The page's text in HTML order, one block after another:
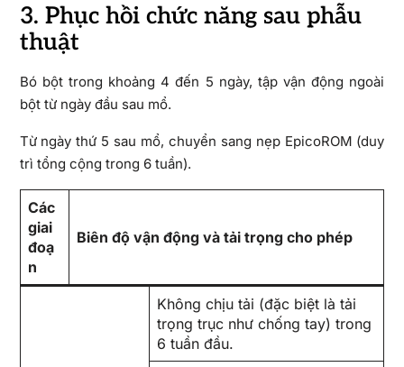
3. Phục hồi chức năng sau phẫu
thuật
Bó bột trong khoảng 4 đến 5 ngày, tập vận động ngoài
bột từ ngày đầu sau mổ.
Từ ngày thứ 5 sau mổ, chuyển sang nẹp EpicoROM (duy
trì tổng cộng trong 6 tuần).
Các
giai
đoạ
n
Biên độ vận động và tải trọng cho phép
Không chịu tải (đặc biệt là tải
trọng trục như chống tay) trong
6 tuần đầu.